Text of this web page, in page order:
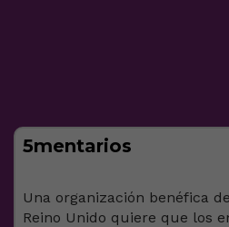
5mentarios
Una organización benéfica
Reino Unido quiere que los